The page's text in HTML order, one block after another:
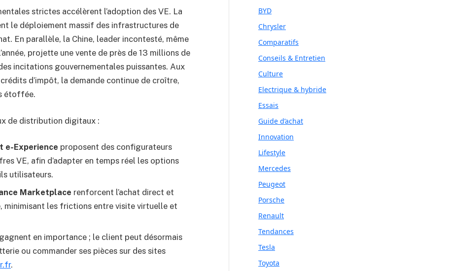
strictes accélèrent l’adoption des VE. La
le déploiement massif des infrastructures de
En parallèle, la Chine, leader incontesté, même
projette une vente de près de 13 millions de
incitations gouvernementales puissantes. Aux
d’impôt, la demande continue de croître,
étoffée.
de distribution digitaux :
e-Experience proposent des configurateurs
VE, afin d’adapter en temps réel les options
utilisateurs.
Marketplace renforcent l’achat direct et
minimisant les frictions entre visite virtuelle et
en importance ; le client peut désormais
ou commander ses pièces sur des sites
.
BYD
Chrysler
Comparatifs
Conseils & Entretien
Culture
Electrique & hybride
Essais
Guide d’achat
Innovation
Lifestyle
Mercedes
Peugeot
Porsche
Renault
Tendances
Tesla
Toyota